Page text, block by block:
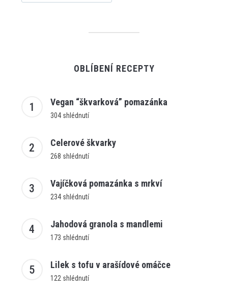
OBLÍBENÍ RECEPTY
Vegan “škvarková” pomazánka
304 shlédnutí
Celerové škvarky
268 shlédnutí
Vajíčková pomazánka s mrkví
234 shlédnutí
Jahodová granola s mandlemi
173 shlédnutí
Lilek s tofu v arašídové omáčce
122 shlédnutí